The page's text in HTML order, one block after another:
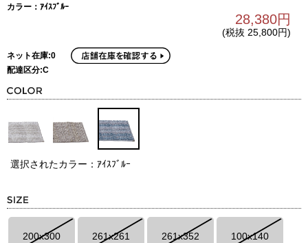
カラー：ｱｲｽﾌﾞﾙｰ
28,380円
(税抜 25,800円)
ネット在庫:0
配達区分:C
選択されたカラー：ｱｲｽﾌﾞﾙｰ
200x300 261x261 261x352 100x140